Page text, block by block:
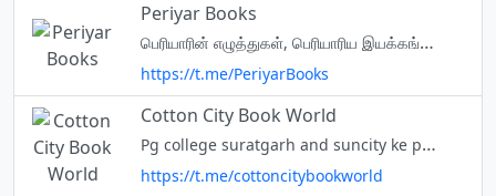
Periyar Books
பெரியாரின் எழுத்துகள், பெரியாரிய இயக்கங்கள் வெளியிட்ட நூல்கள், பெரியாரியலுக்கு ஆதரவான தோழமை இயக்கங்களின் நூல்கள், திராவிட இயக்கம் மற்றும் சமூகநீதி சார்ந்த புத்தகங்களுக்கான தளம். www.periyarbooks.in
https://t.me/PeriyarBooks
Cotton City Book World
Pg college suratgarh and suncity ke pass Books home delivery ke liye Contact :- 9784552669
https://t.me/cottoncitybookworld